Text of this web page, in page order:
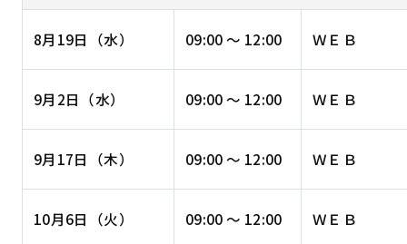
8月19日（水） 09:00 ～ 12:00 ＷＥＢ
9月2日（水） 09:00 ～ 12:00 ＷＥＢ
9月17日（木） 09:00 ～ 12:00 ＷＥＢ
10月6日（火） 09:00 ～ 12:00 ＷＥＢ